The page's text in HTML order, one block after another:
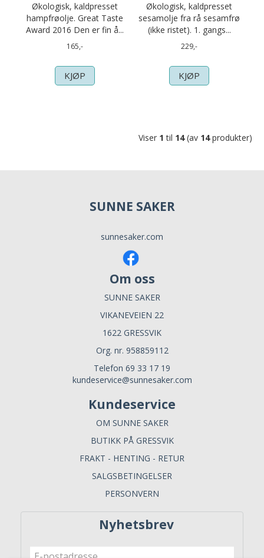
Økologisk, kaldpresset
hampfrøolje. Great Taste
Award 2016 Den er fin å...
165,-
KJØP
Økologisk, kaldpresset
sesamolje fra rå sesamfrø
(ikke ristet). 1. gangs...
229,-
KJØP
Viser 1 til 14(av 14produkter)
SUNNE SAKER
sunnesaker.com
Om oss
SUNNE SAKER
VIKANEVEIEN 22
1622 GRESSVIK
Org. nr. 958859112
Telefon 69 33 17 19
kundeservice@sunnesaker.com
Kundeservice
OM SUNNE SAKER
BUTIKK PÅ GRESSVIK
FRAKT - HENTING - RETUR
SALGSBETINGELSER
PERSONVERN
Nyhetsbrev